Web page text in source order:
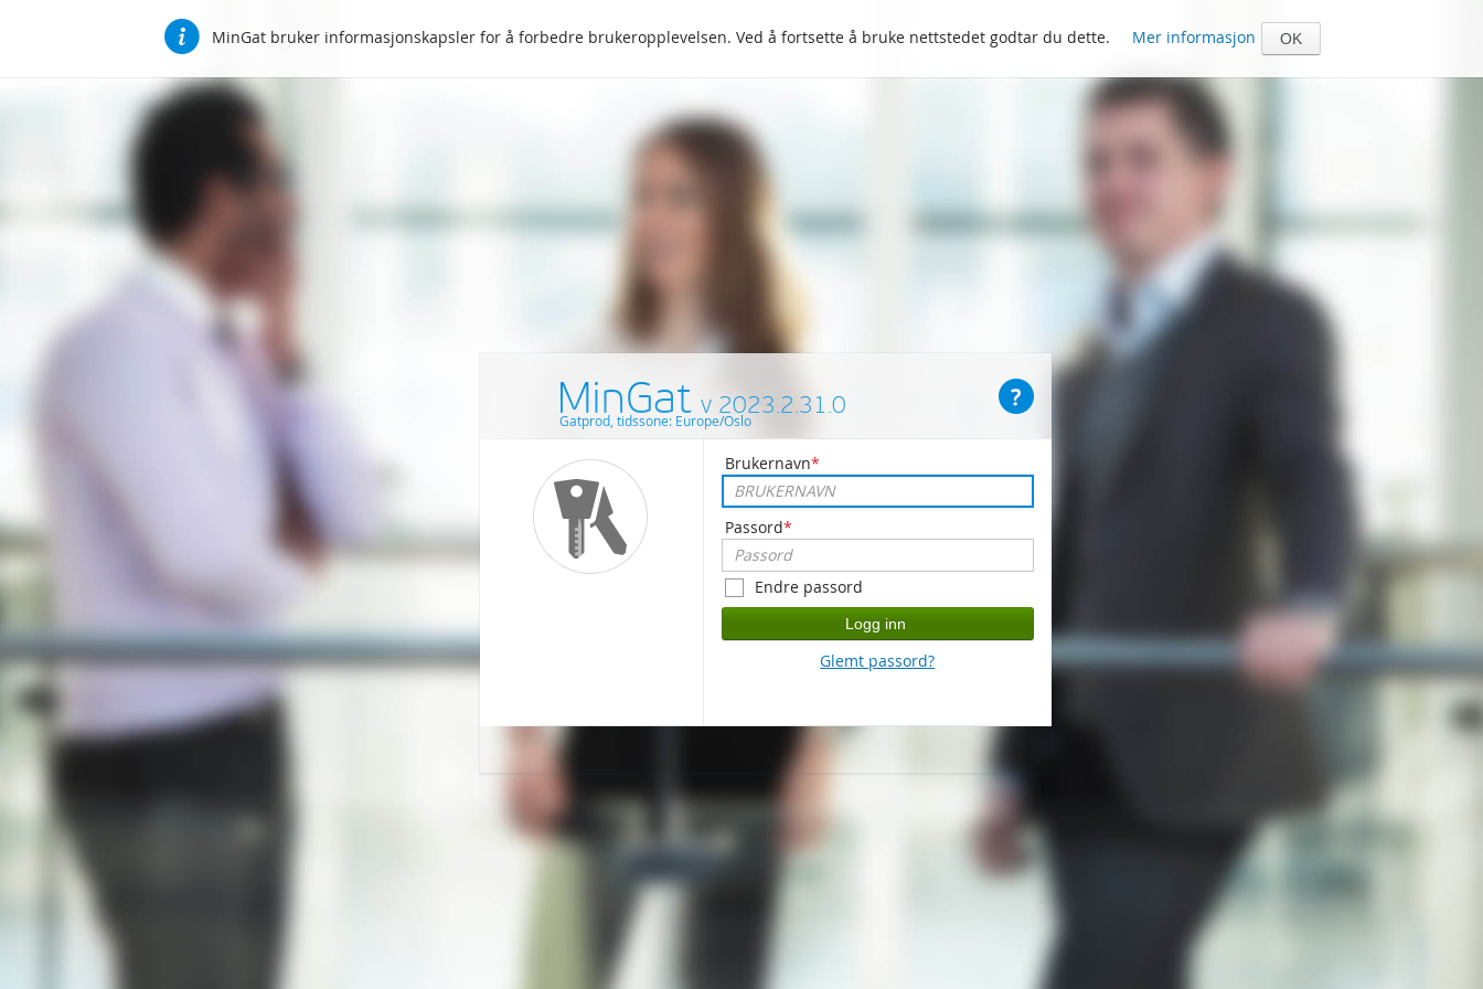
MinGat bruker informasjonskapsler for å forbedre brukeropplevelsen. Ved å fortsette å bruke nettstedet godtar du dette. Mer informasjon OK
MinGat
Gatprod, tidssone: Europe/Oslo
Brukernavn*
Passord*
Endre passord
Logg inn
Glemt passord?